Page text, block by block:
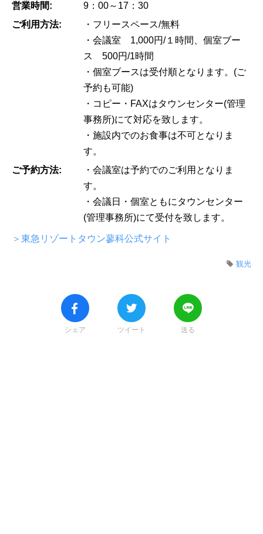
営業時間:
9：00～17：30
ご利用方法:
・フリースペース/無料
・会議室 1,000円/１時間、個室ブー
ス 500円/1時間
・個室ブースは受付順となります。(ご
予約も可能)
・コピー・FAXはタウンセンター(管理
事務所)にて対応を致します。
・施設内でのお食事は不可となりま
す。
ご予約方法:
・会議室は予約でのご利用となりま
す。
・会議日・個室ともにタウンセンター
(管理事務所)にて受付を致します。
＞東急リゾートタウン蓼科公式サイト
観光
シェア ツイート 送る